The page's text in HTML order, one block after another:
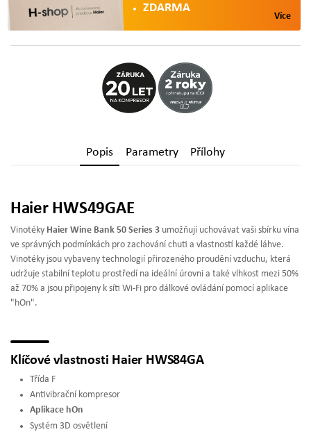
ZDARMA
Více
Popis Parametry Přílohy
Haier HWS49GAE
Vinotéky Haier Wine Bank 50 Series 3 umožňují uchovávat vaši sbírku vína
ve správných podmínkách pro zachování chuti a vlastností každé láhve.
Vinotéky jsou vybaveny technologií přirozeného proudění vzduchu, která
udržuje stabilní teplotu prostředí na ideální úrovni a také vlhkost mezi 50%
až 70% a jsou připojeny k síti Wi-Fi pro dálkové ovládání pomocí aplikace
"hOn".
Klíčové vlastnosti Haier HWS84GA
Třída F
Antivibrační kompresor
Aplikace hOn
Systém 3D osvětlení